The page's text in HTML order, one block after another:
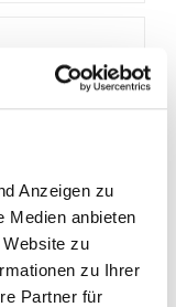
Anzeigen zu
Medien anbieten
zu
zu Ihrer
Partner für